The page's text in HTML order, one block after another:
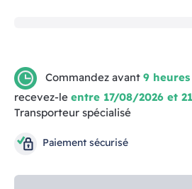
Commandez avant 9
recevez-le entre 17/08/2026 et
Transporteur spécialisé
Paiement sécurisé